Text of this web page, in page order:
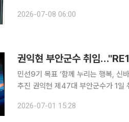
화” 주거 및 교육환경을 개선해 머
2026-07-08 06:00
권익현 부안군수 취임
민선9기 목표 ‘함께 누리는 행복, 신
추진 권익현 제47대 부안군수가 1일 취임해 민선 9기 군정운영에 들어갔다. 부안군은 이날 부안예
수와 취임 선서, 축하 영상 상영, 배식
2026-07-01 15:28